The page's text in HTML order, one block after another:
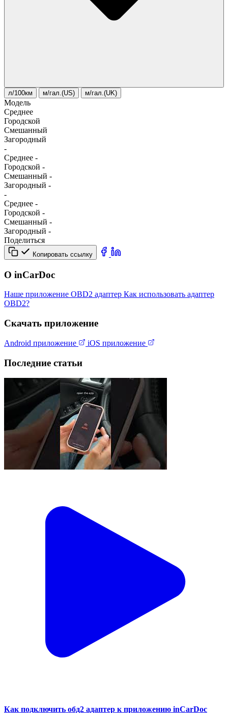
л/100км м/гал.(US) м/гал.(UK)
Модель
Среднее
Городской
Смешанный
Загородный
-
Среднее -
Городской -
Смешанный -
Загородный -
-
Среднее -
Городской -
Смешанный -
Загородный -
Поделиться
Копировать ссылку
О inCarDoc
Наше приложение OBD2 адаптер Как использовать адаптер
OBD2?
Скачать приложение
Android приложение iOS приложение
Последние статьи
Как подключить обд2 адаптер к приложению inCarDoc